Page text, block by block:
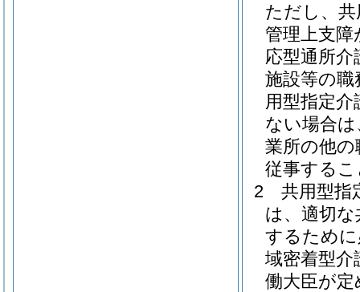
ただし、
管理上支障
応型通所
施設等の
用型指定
ない場合
業所の他
従事する
2
共用型指
は、適切
するため
域密着型介
働大臣が